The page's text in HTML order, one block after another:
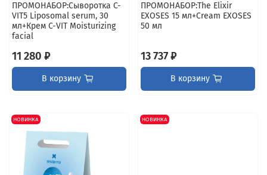
ПРОМОНАБОР:Сыворотка C-
VIT5 Liposomal serum, 30
мл+Крем C-VIT Moisturizing
facial
11 280 ₽
В корзину
ПРОМОНАБОР:The Elixir
EXOSES 15 мл+Cream EXOSES
50 мл
13 737 ₽
В корзину
НОВИНКА НОВИНКА